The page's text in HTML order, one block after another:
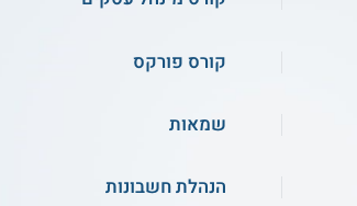
קורס פורקס
שמאות
הנהלת חשבונות